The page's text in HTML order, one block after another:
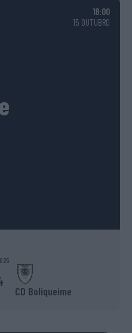
18:00
15 OUTUBRO
CD Boliqueime